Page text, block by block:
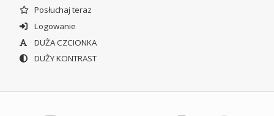
Posłuchaj teraz
Logowanie
DUŻA CZCIONKA
DUŻY KONTRAST